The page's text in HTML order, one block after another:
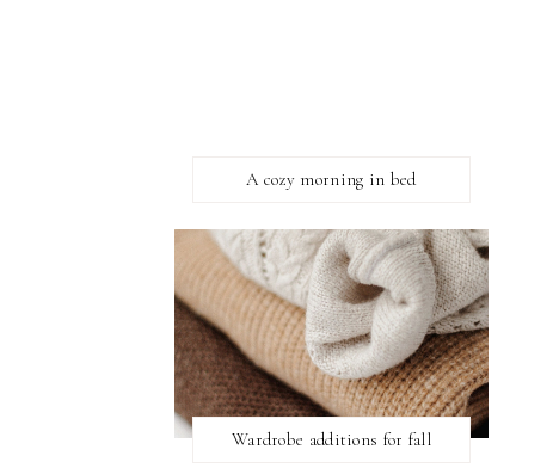
A cozy morning in bed
Wardrobe additions for fall